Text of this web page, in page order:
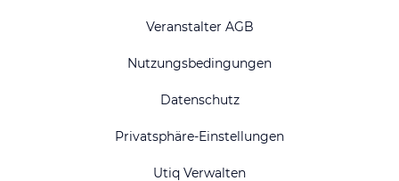
Veranstalter AGB
Nutzungsbedingungen
Datenschutz
Privatsphäre-Einstellungen
Utiq Verwalten